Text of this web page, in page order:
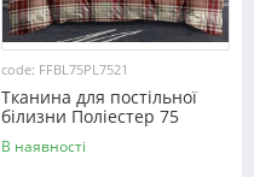
code: FFBL75PL7521
Тканина для постільної
білизни Поліестер 75
PL7521 (60м)
В наявності